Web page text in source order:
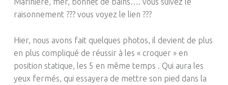
raisonnement ??? vous voyez le lien ???
Hier, nous avons fait quelques photos, il devient de plus
en plus compliqué de réussir à les « croquer » en
position statique, les 5 en même temps . Qui aura les
yeux fermés, qui essayera de mettre son pied dans la